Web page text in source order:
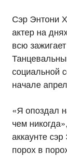
Сэр Энтони
актер на
всю
социальной
начале
«Я опоздал
чем
аккаунте
порох в